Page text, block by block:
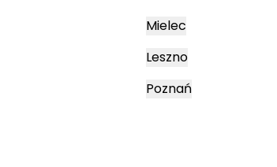
Mielec
Leszno
Poznań